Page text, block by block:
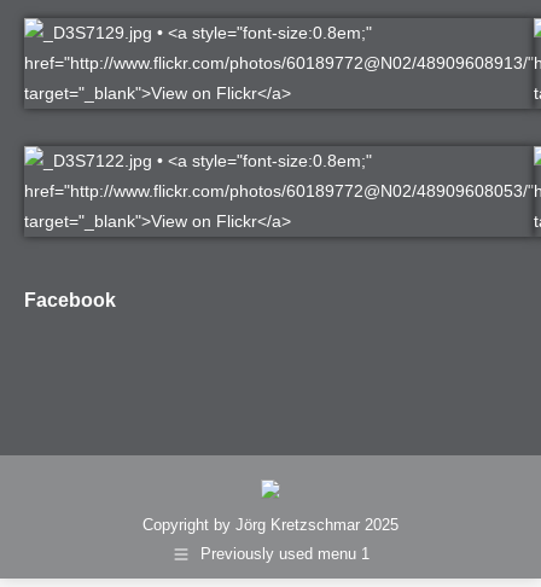
Facebook
Copyright by Jörg Kretzschmar 2025
Previously used menu 1